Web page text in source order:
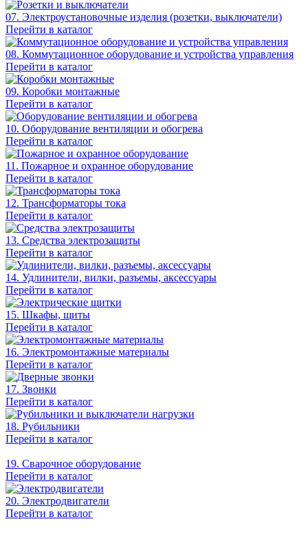
07. Электроустановочные изделия (розетки, выключатели)
Перейти в каталог
08. Коммутационное оборудование и устройства управления
Перейти в каталог
09. Коробки монтажные
Перейти в каталог
10. Оборудование вентиляции и обогрева
Перейти в каталог
11. Пожарное и охранное оборудование
Перейти в каталог
12. Трансформаторы тока
Перейти в каталог
13. Средства электрозащиты
Перейти в каталог
14. Удлинители, вилки, разъемы, аксессуары
Перейти в каталог
15. Шкафы, щиты
Перейти в каталог
16. Электромонтажные материалы
Перейти в каталог
17. Звонки
Перейти в каталог
18. Рубильники
Перейти в каталог
19. Сварочное оборудование
Перейти в каталог
20. Электродвигатели
Перейти в каталог